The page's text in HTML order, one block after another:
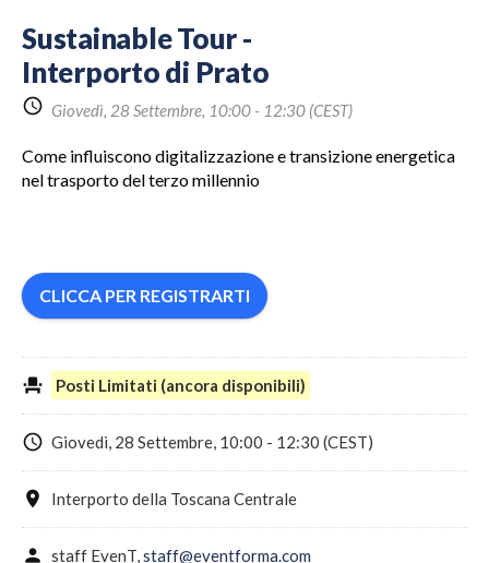
Sustainable Tour -
Interporto di Prato
schedule Giovedì, 28 Settembre, 10:00 - 12:30 (CEST)
Come influiscono digitalizzazione e transizione energetica
nel trasporto del terzo millennio
event_seat Posti Limitati (ancora disponibili)
schedule Giovedì, 28 Settembre, 10:00 - 12:30 (CEST)
location_on Interporto della Toscana Centrale
person staff EvenT,staff@eventforma.com